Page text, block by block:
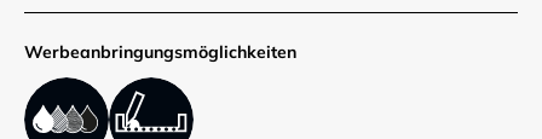
Werbe­anbringungs­möglich­keiten